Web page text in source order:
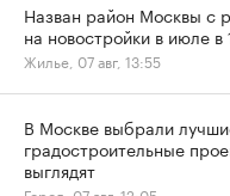
Назван район Москвы с
на новостройки в июле в
Жилье, 07 авг, 13:55
В Москве выбрали
градостроительные
выглядят